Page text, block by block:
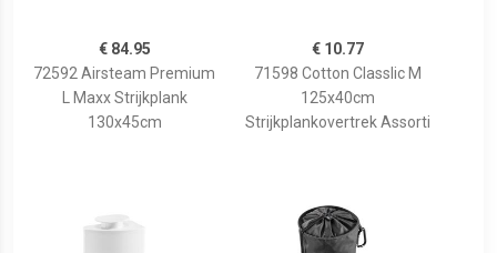
€ 84.95
72592 Airsteam Premium
L Maxx Strijkplank
130x45cm
€ 10.77
71598 Cotton Classlic M
125x40cm
Strijkplankovertrek Assorti